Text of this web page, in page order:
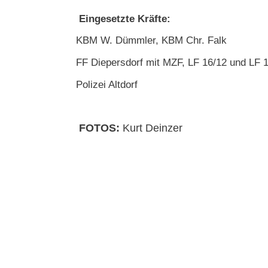
Eingesetzte Kräfte:
KBM W. Dümmler, KBM Chr. Falk
FF Diepersdorf mit MZF, LF 16/12 und LF
Polizei Altdorf
FOTOS: Kurt Deinzer